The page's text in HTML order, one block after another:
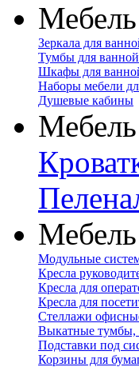
Зеркала для
Тумбы для ванной
Шкафы для
Наборы мебели
Душевые кабины
Модульные
Кресла
Кресла для
Кресла для
Стеллажи
Выкатные тумбы,
Подставки под
Корзины для